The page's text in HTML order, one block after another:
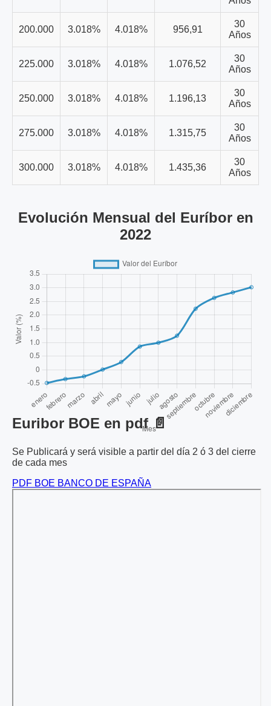
200.000 3.018% 4.018% 956,91
30
Años
225.000 3.018% 4.018% 1.076,52
30
Años
250.000 3.018% 4.018% 1.196,13
30
Años
275.000 3.018% 4.018% 1.315,75
30
Años
300.000 3.018% 4.018% 1.435,36
30
Años
Evolución Mensual del Euríbor en
2022
Euribor BOE en pdf 📄
Se Publicará y será visible a partir del día 2 ó 3 del cierre
de cada mes
PDF BOE BANCO DE ESPAÑA